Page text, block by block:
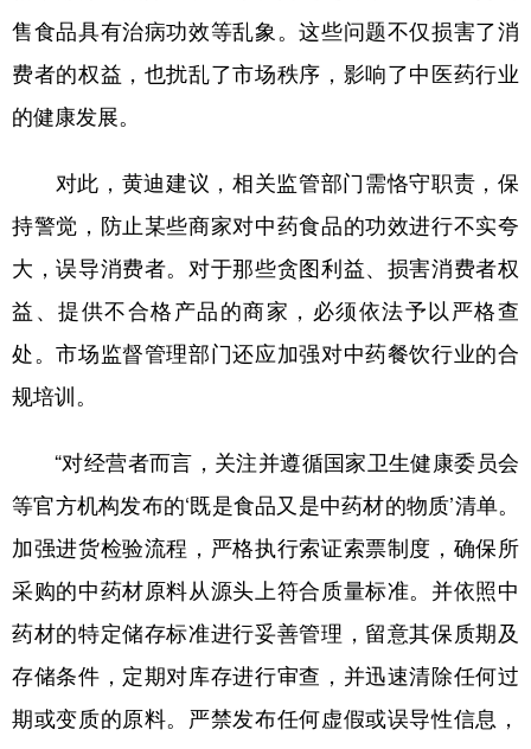
售食品具有治病功效等乱象。这些问题不仅损害了消
费者的权益，也扰乱了市场秩序，影响了中医药行业
的健康发展。
对此，黄迪建议，相关监管部门需恪守职责，保
持警觉，防止某些商家对中药食品的功效进行不实夸
大，误导消费者。对于那些贪图利益、损害消费者权
益、提供不合格产品的商家，必须依法予以严格查
处。市场监督管理部门还应加强对中药餐饮行业的合
规培训。
“对经营者而言，关注并遵循国家卫生健康委员会
等官方机构发布的‘既是食品又是中药材的物质’清单。
加强进货检验流程，严格执行索证索票制度，确保所
采购的中药材原料从源头上符合质量标准。并依照中
药材的特定储存标准进行妥善管理，留意其保质期及
存储条件，定期对库存进行审查，并迅速清除任何过
期或变质的原料。严禁发布任何虚假或误导性信息，